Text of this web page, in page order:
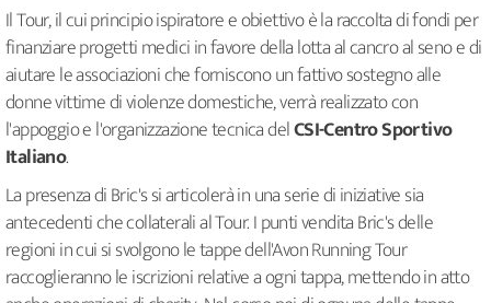
Il Tour, il cui principio ispiratore e obiettivo è la raccolta di fondi per
finanziare progetti medici in favore della lotta al cancro al seno e di
aiutare le associazioni che forniscono un fattivo sostegno alle
donne vittime di violenze domestiche, verrà realizzato con
l'appoggio e l'organizzazione tecnica delCSI-Centro Sportivo
Italiano.
La presenza di Bric's si articolerà in una serie di iniziative sia
antecedenti che collaterali al Tour. I punti vendita Bric's delle
regioni in cui si svolgono le tappe dell'Avon Running Tour
raccoglieranno le iscrizioni relative a ogni tappa, mettendo in atto